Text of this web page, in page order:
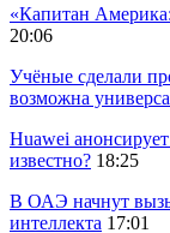
«Капитан
20:06
Учёные сделали
возможна
Huawei
известно? 18:25
В ОАЭ начнут
интеллекта 17:01